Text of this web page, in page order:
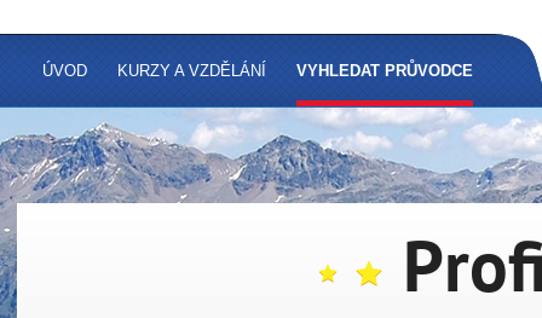
ÚVOD KURZY A VZDĚLÁNÍ VYHLEDAT PRŮVODCE